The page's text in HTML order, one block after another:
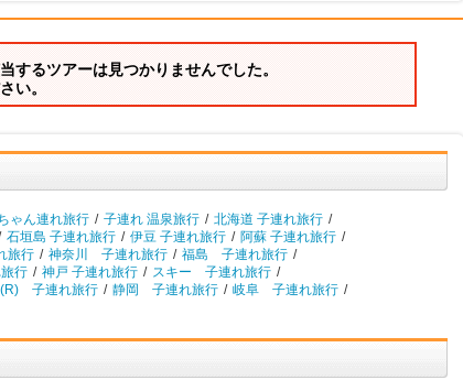
するツアーは見つかりませんでした。
い。
ゃん連れ旅行 / 子連れ 温泉旅行 / 北海道 子連れ旅行 /
石垣島 子連れ旅行 / 伊豆 子連れ旅行 / 阿蘇 子連れ旅行 /
旅行 / 神奈川 子連れ旅行 / 福島 子連れ旅行 /
行 / 神戸 子連れ旅行 / スキー 子連れ旅行 /
(R) 子連れ旅行 / 静岡 子連れ旅行 / 岐阜 子連れ旅行 /